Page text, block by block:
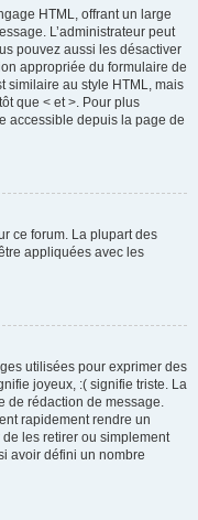
HTML, offrant un large
L’administrateur peut
pouvez aussi les désactiver
appropriée du formulaire de
similaire au style HTML, mais
que < et >. Pour plus
accessible depuis la page de
ce forum. La plupart des
appliquées avec les
utilisées pour exprimer des
joyeux, :( signifie triste. La
de rédaction de message.
rapidement rendre un
les retirer ou simplement
avoir défini un nombre